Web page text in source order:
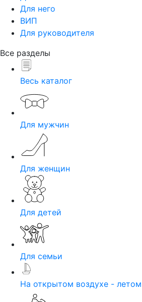
Для него
ВИП
Для руководителя
Все разделы
Весь каталог
Для мужчин
Для женщин
Для детей
Для семьи
На открытом воздухе - летом